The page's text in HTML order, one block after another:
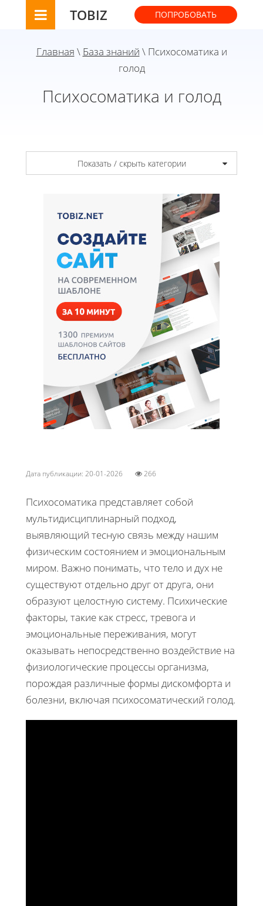
TOBIZ ПОПРОБОВАТЬ
Главная \ База знаний \ Психосоматика и
голод
Психосоматика и голод
Показать / скрыть категории
Дата публикации: 20-01-2026 266
Психосоматика представляет собой
мультидисциплинарный подход,
выявляющий тесную связь между нашим
физическим состоянием и эмоциональным
миром. Важно понимать, что тело и дух не
существуют отдельно друг от друга, они
образуют целостную систему. Психические
факторы, такие как стресс, тревога и
эмоциональные переживания, могут
оказывать непосредственно воздействие на
физиологические процессы организма,
порождая различные формы дискомфорта и
болезни, включая психосоматический голод.